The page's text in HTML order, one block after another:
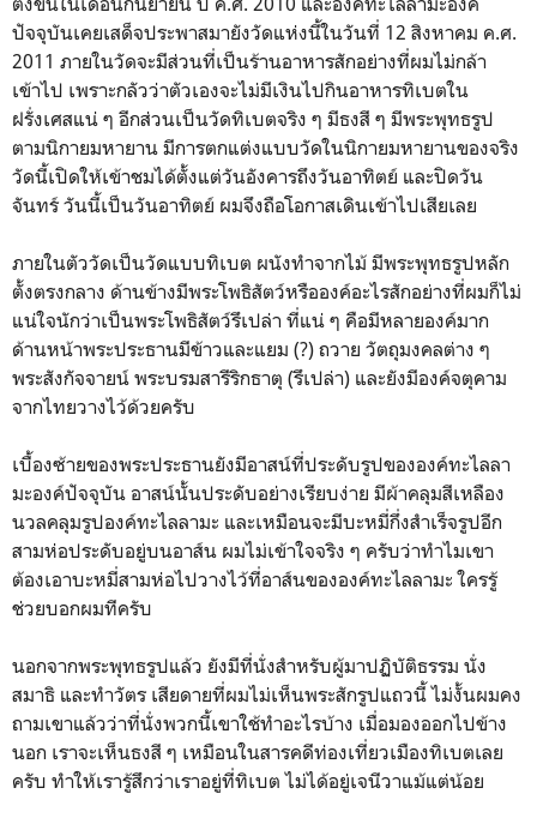
ปัจจุบันเคยเสด็จประพาสมายังวัดแห่งนี้ในวันที่ 12 สิงหาคม ค.ศ.
2011 ภายในวัดจะมีส่วนที่เป็นร้านอาหารสักอย่างที่ผมไม่กล้า
เข้าไป เพราะกลัวว่าตัวเองจะไม่มีเงินไปกินอาหารทิเบตใน
ฝรั่งเศสแน่ ๆ อีกส่วนเป็นวัดทิเบตจริง ๆ มีธงสี ๆ มีพระพุทธรูป
ตามนิกายมหายาน มีการตกแต่งแบบวัดในนิกายมหายานของจริง
วัดนี้เปิดให้เข้าชมได้ตั้งแต่วันอังคารถึงวันอาทิตย์ และปิดวัน
จันทร์ วันนี้เป็นวันอาทิตย์ ผมจึงถือโอกาสเดินเข้าไปเสียเลย
ภายในตัววัดเป็นวัดแบบทิเบต ผนังทำจากไม้ มีพระพุทธรูปหลัก
ตั้งตรงกลาง ด้านข้างมีพระโพธิสัตว์หรือองค์อะไรสักอย่างที่ผมก็ไม่
แน่ใจนักว่าเป็นพระโพธิสัตว์รึเปล่า ที่แน่ ๆ คือมีหลายองค์มาก
ด้านหน้าพระประธานมีข้าวและแยม (?) ถวาย วัตถุมงคลต่าง ๆ
พระสังกัจจายน์ พระบรมสารีริกธาตุ (รึเปล่า) และยังมีองค์จตุคาม
จากไทยวางไว้ด้วยครับ
เบื้องซ้ายของพระประธานยังมีอาสน์ที่ประดับรูปขององค์ทะไลลา
มะองค์ปัจจุบัน อาสน์นั้นประดับอย่างเรียบง่าย มีผ้าคลุมสีเหลือง
นวลคลุมรูปองค์ทะไลลามะ และเหมือนจะมีบะหมี่กึ่งสำเร็จรูปอีก
สามห่อประดับอยู่บนอาส์น ผมไม่เข้าใจจริง ๆ ครับว่าทำไมเขา
ต้องเอาบะหมี่สามห่อไปวางไว้ที่อาส์นขององค์ทะไลลามะ ใครรู้
ช่วยบอกผมทีครับ
นอกจากพระพุทธรูปแล้ว ยังมีที่นั่งสำหรับผู้มาปฏิบัติธรรม นั่ง
สมาธิ และทำวัตร เสียดายที่ผมไม่เห็นพระสักรูปแถวนี้ ไม่งั้นผมคง
ถามเขาแล้วว่าที่นั่งพวกนี้เขาใช้ทำอะไรบ้าง เมื่อมองออกไปข้าง
นอก เราจะเห็นธงสี ๆ เหมือนในสารคดีท่องเที่ยวเมืองทิเบตเลย
ครับ ทำให้เรารู้สึกว่าเราอยู่ที่ทิเบต ไม่ได้อยู่เจนีวาแม้แต่น้อย